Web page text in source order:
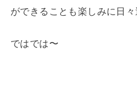
ができることも楽しみに日
ではでは〜